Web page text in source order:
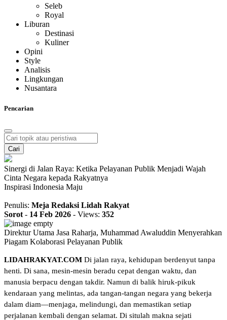
Seleb
Royal
Liburan
Destinasi
Kuliner
Opini
Style
Analisis
Lingkungan
Nusantara
Pencarian
Cari
Sinergi di Jalan Raya: Ketika Pelayanan Publik Menjadi Wajah
Cinta Negara kepada Rakyatnya
Inspirasi Indonesia Maju
Penulis: Meja Redaksi Lidah Rakyat
Sorot - 14 Feb 2026 - Views: 352
Direktur Utama Jasa Raharja, Muhammad Awaluddin Menyerahkan
Piagam Kolaborasi Pelayanan Publik
LIDAHRAKYAT.COM Di jalan raya, kehidupan berdenyut tanpa
henti. Di sana, mesin-mesin beradu cepat dengan waktu, dan
manusia berpacu dengan takdir. Namun di balik hiruk-pikuk
kendaraan yang melintas, ada tangan-tangan negara yang bekerja
dalam diam—menjaga, melindungi, dan memastikan setiap
perjalanan kembali dengan selamat. Di situlah makna sejati